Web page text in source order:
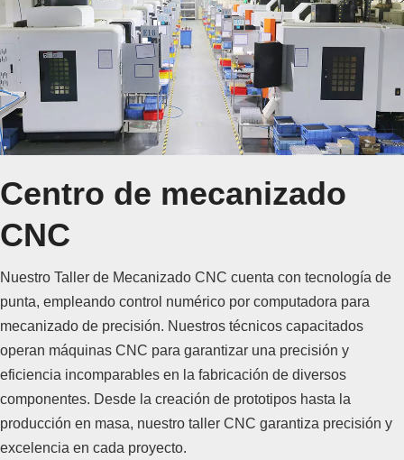
Centro de mecanizado
CNC
Nuestro Taller de Mecanizado CNC cuenta con tecnología de
punta, empleando control numérico por computadora para
mecanizado de precisión. Nuestros técnicos capacitados
operan máquinas CNC para garantizar una precisión y
eficiencia incomparables en la fabricación de diversos
componentes. Desde la creación de prototipos hasta la
producción en masa, nuestro taller CNC garantiza precisión y
excelencia en cada proyecto.